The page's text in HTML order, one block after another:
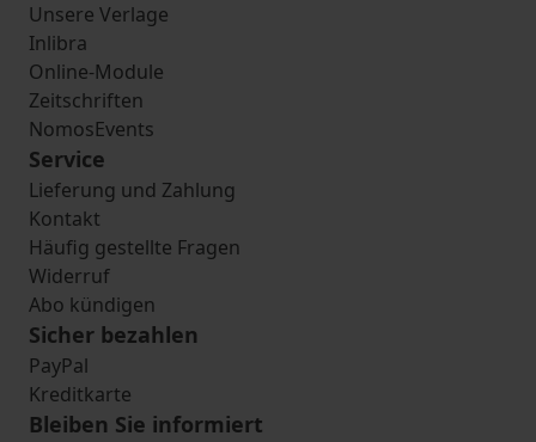
Unsere Verlage
Inlibra
Online-Module
Zeitschriften
NomosEvents
Service
Lieferung und Zahlung
Kontakt
Häufig gestellte Fragen
Widerruf
Abo kündigen
Sicher bezahlen
PayPal
Kreditkarte
Bleiben Sie informiert